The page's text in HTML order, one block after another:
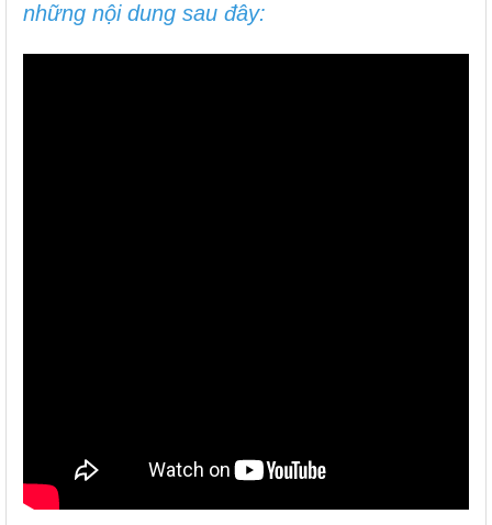
những nội dung sau đây: